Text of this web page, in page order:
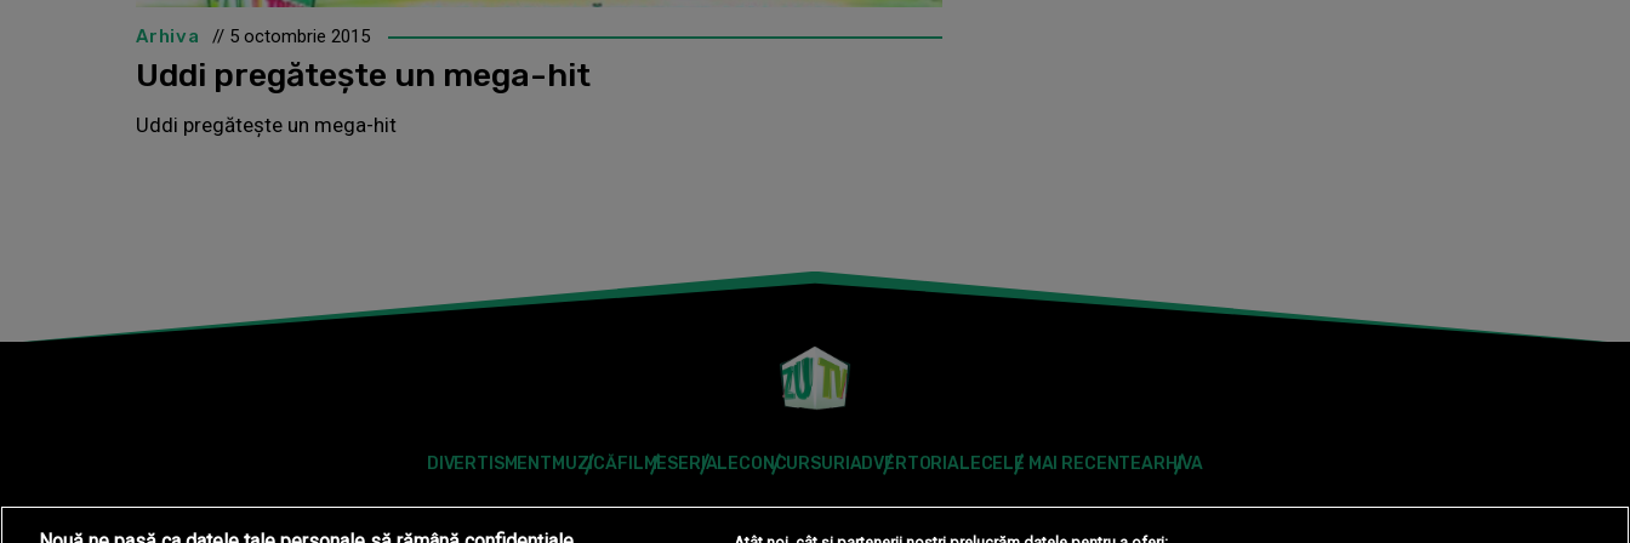
Arhiva // 5 octombrie 2015
Uddi pregăteşte un mega-hit
Uddi pregăteşte un mega-hit
DIVERTISMENT MUZICĂFILMESERIALECONCURSURI ADVERTORIALECELE MAI RECENTEARHIVA